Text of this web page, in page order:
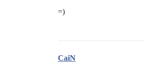
=)
CaiN